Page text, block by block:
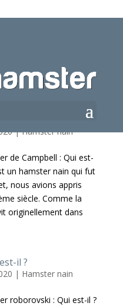
il ?
|Hamster nain
de Campbell : Qui est-
un hamster nain qui fut
nous avions appris
siècle. Comme la
originellement dans
il ?
| Hamster nain
roborovski : Qui est-il ?